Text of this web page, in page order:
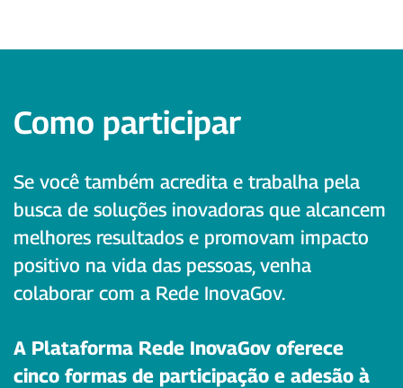
Como participar
Se você também acredita e trabalha pela
busca de soluções inovadoras que alcancem
melhores resultados e promovam impacto
positivo na vida das pessoas, venha
colaborar com a Rede InovaGov.
A Plataforma Rede InovaGov oferece
cinco formas de participação e adesão à